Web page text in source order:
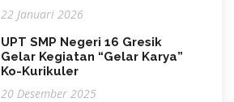
22 Januari 2026
UPT SMP Negeri 16 Gresik
Gelar Kegiatan “Gelar Karya”
Ko-Kurikuler
20 Desember 2025